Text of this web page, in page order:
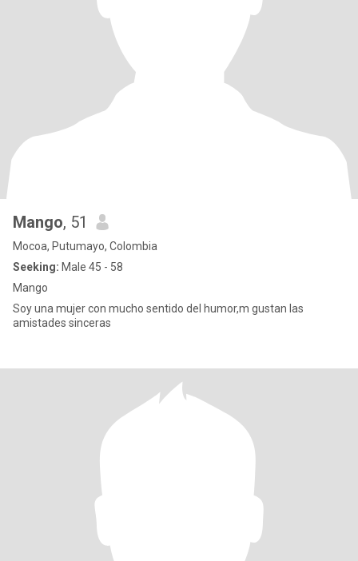
Mango, 51
Mocoa, Putumayo, Colombia
Seeking: Male 45 - 58
Mango
Soy una mujer con mucho sentido del humor,m gustan las
amistades sinceras